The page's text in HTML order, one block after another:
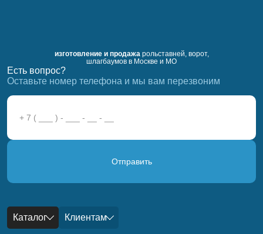
изготовление и продажарольставней, ворот,
шлагбаумов в Москве и МО
Есть вопрос?
Оставьте номер телефона и мы вам перезвоним
Отправить
Каталог Клиентам